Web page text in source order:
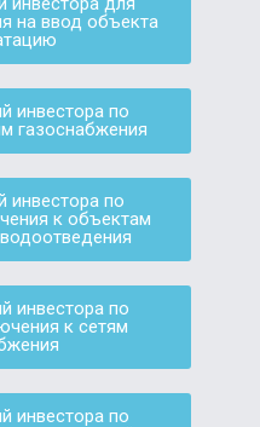
на ввод объекта
инвестора по
газоснабжения
инвестора по
к объектам
инвестора по
к сетям
инвестора по